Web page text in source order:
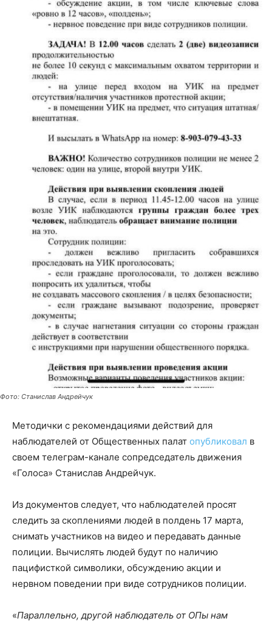
Фото: Станислав Андрейчук
Методички с рекомендациями действий для
наблюдателей от Общественных палат опубликовал в
своем телеграм-канале сопредседатель движения
«Голоса» Станислав Андрейчук.
Из документов следует, что наблюдателей просят
следить за скоплениями людей в полдень 17 марта,
снимать участников на видео и передавать данные
полиции. Вычислять людей будут по наличию
пацифисткой символики, обсуждению акции и
нервном поведении при виде сотрудников полиции.
«Параллельно, другой наблюдатель от ОПы нам